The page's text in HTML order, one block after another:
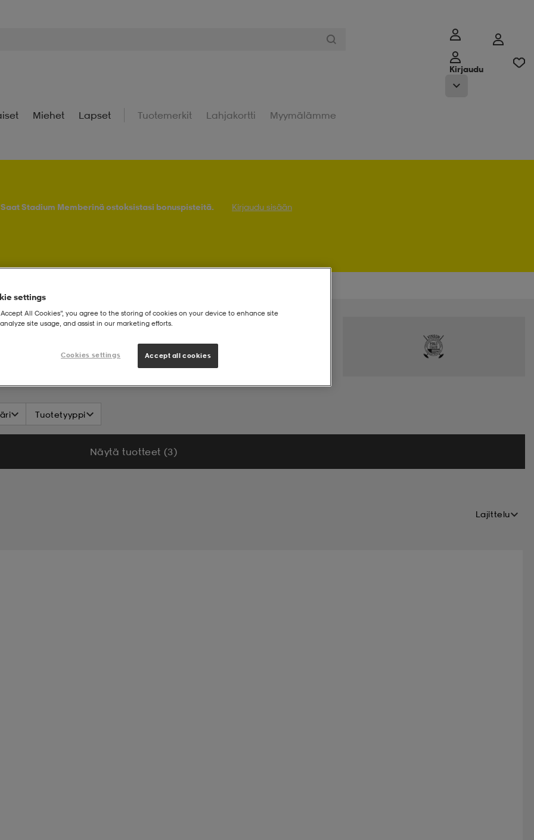
Kirjaudu
Miehet Lapset Tuotemerkit Lahjakortti Myymälämme
Saat Stadium Memberinä ostoksistasi bonuspisteitä. Kirjaudu sisään
Tuotetyyppi
Näytä tuotteet (3)
Lajittelu
settings
All Cookies”, you agree to the storing of cookies on your device to enhance site
site usage, and assist in our marketing efforts.
Cookies settings Accept all cookies